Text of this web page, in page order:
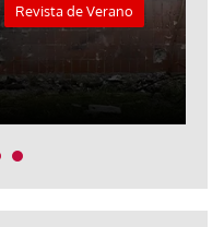
Revista de Verano